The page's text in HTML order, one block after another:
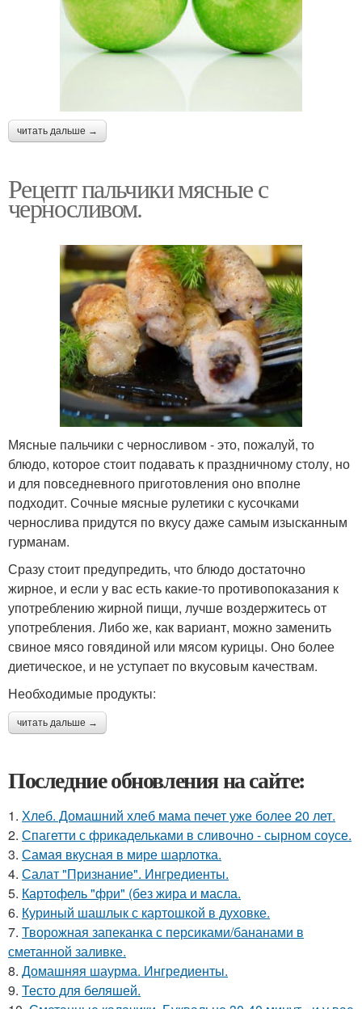
читать дальше →
Рецепт пальчики мясные с
черносливом.
Мясные пальчики с черносливом - это, пожалуй, то
блюдо, которое стоит подавать к праздничному столу, но
и для повседневного приготовления оно вполне
подходит. Сочные мясные рулетики с кусочками
чернослива придутся по вкусу даже самым изысканным
гурманам.
Сразу стоит предупредить, что блюдо достаточно
жирное, и если у вас есть какие-то противопоказания к
употреблению жирной пищи, лучше воздержитесь от
употребления. Либо же, как вариант, можно заменить
свиное мясо говядиной или мясом курицы. Оно более
диетическое, и не уступает по вкусовым качествам.
Необходимые продукты:
читать дальше →
Последние обновления на сайте:
1. Хлеб. Домашний хлеб мама печет уже более 20 лет.
2. Спагетти с фрикадельками в сливочно - сырном соусе.
3. Самая вкусная в мире шарлотка.
4. Салат "Признание". Ингредиенты.
5. Картофель "фри" (без жира и масла.
6. Куриный шашлык с картошкой в духовке.
7. Творожная запеканка с персиками/бананами в
сметанной заливке.
8. Домашняя шаурма. Ингредиенты.
9. Тесто для беляшей.